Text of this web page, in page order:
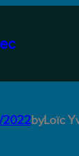
2022byLoïc